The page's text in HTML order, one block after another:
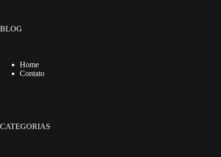
BLOG
Home
Contato
CATEGORIAS